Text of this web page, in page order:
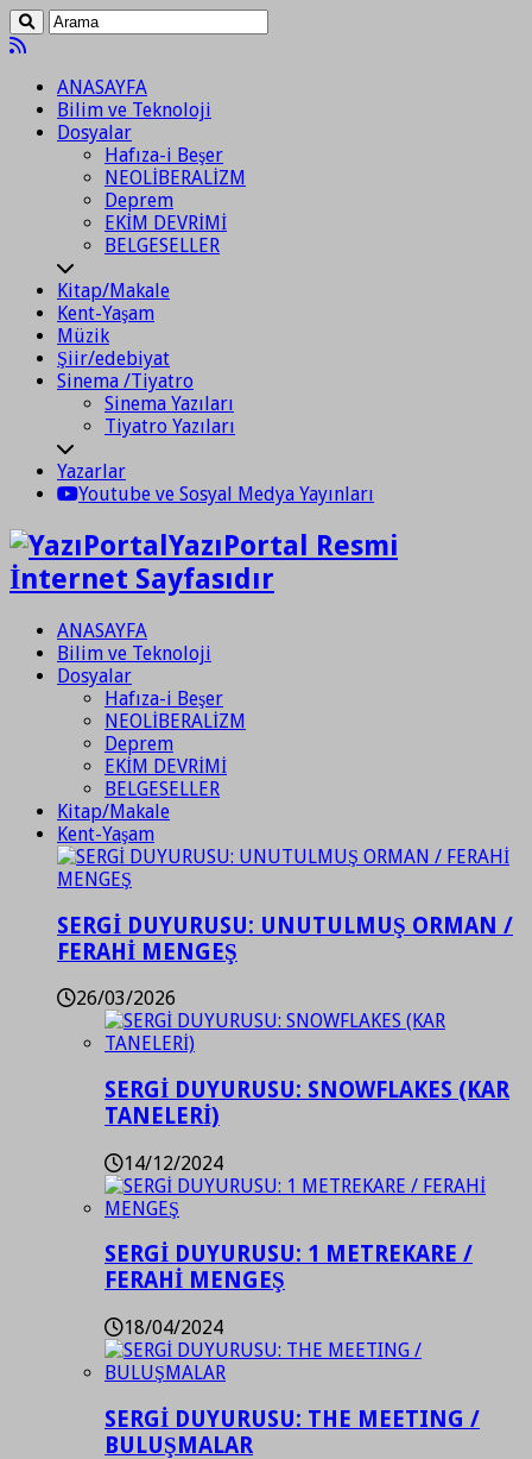
ANASAYFA
Bilim ve Teknoloji
Dosyalar
Hafıza-i Beşer
NEOLİBERALİZM
Deprem
EKİM DEVRİMİ
BELGESELLER
Kitap/Makale
Kent-Yaşam
Müzik
Şiir/edebiyat
Sinema /Tiyatro
Sinema Yazıları
Tiyatro Yazıları
Yazarlar
Youtube ve Sosyal Medya Yayınları
YazıPortal Resmi
İnternet Sayfasıdır
ANASAYFA
Bilim ve Teknoloji
Dosyalar
Hafıza-i Beşer
NEOLİBERALİZM
Deprem
EKİM DEVRİMİ
BELGESELLER
Kitap/Makale
Kent-Yaşam
SERGİ DUYURUSU: UNUTULMUŞ ORMAN /
FERAHİ MENGEŞ
26/03/2026
SERGİ DUYURUSU: SNOWFLAKES (KAR
TANELERİ)
14/12/2024
SERGİ DUYURUSU: 1 METREKARE /
FERAHİ MENGEŞ
18/04/2024
SERGİ DUYURUSU: THE MEETING /
BULUŞMALAR